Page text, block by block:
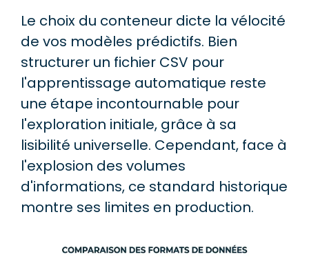
Le choix du conteneur dicte la vélocité
de vos modèles prédictifs. Bien
structurer un fichier CSV pour
l'apprentissage automatique reste
une étape incontournable pour
l'exploration initiale, grâce à sa
lisibilité universelle. Cependant, face à
l'explosion des volumes
d'informations, ce standard historique
montre ses limites en production.